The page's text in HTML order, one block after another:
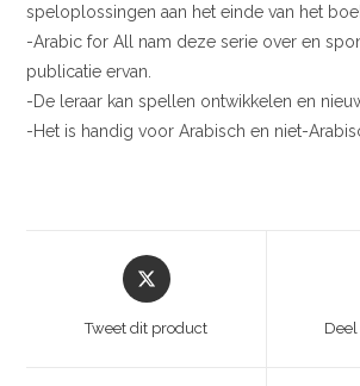
speloplossingen aan het einde van het
-Arabic for All nam deze serie over en
publicatie ervan.
-De leraar kan spellen ontwikkelen en
-Het is handig voor Arabisch en niet-
Tweet dit product